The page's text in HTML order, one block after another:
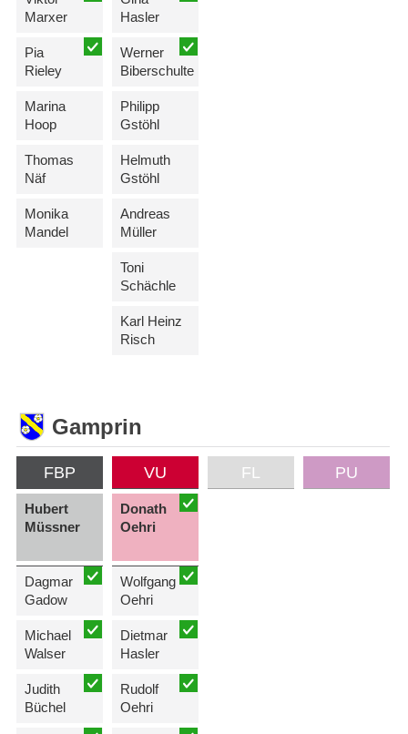
Marxer
Pia
Rieley
Marina
Hoop
Thomas
Näf
Monika
Mandel
Hasler
Werner
Biberschulte
Philipp
Gstöhl
Helmuth
Gstöhl
Andreas
Müller
Toni
Schächle
Karl Heinz
Risch
Gamprin
FBP
Hubert
Müssner
Dagmar
Gadow
Michael
Walser
Judith
Büchel
VU
Donath
Oehri
Wolfgang
Oehri
Dietmar
Hasler
Rudolf
Oehri
FL PU